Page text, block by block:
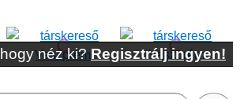
néz ki?Regisztrálj ingyen!